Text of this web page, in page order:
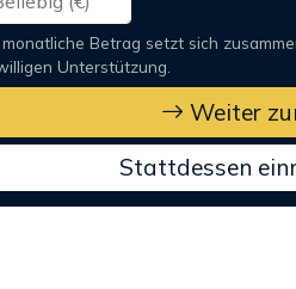
Betrag setzt sich
Unterstützung.
Weiter
Stattdessen